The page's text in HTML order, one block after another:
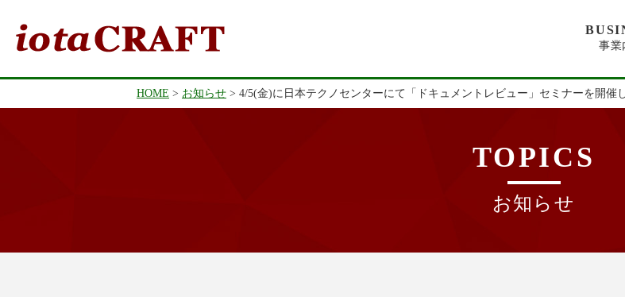
事業
HOME お知らせ 4/5(金)に日本テクノセンターにて「ドキュメントレビュー」セミナーを開催
TOPICS
お知らせ